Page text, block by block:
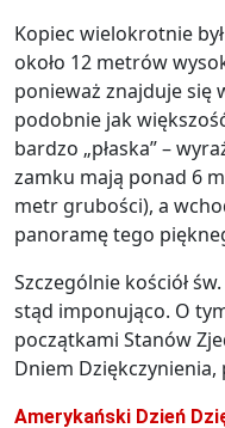
Kopiec wielokrotnie
około 12 metrów
ponieważ znajduje się
podobnie jak
bardzo „płaska” –
zamku mają ponad 6
metr grubości), a
panoramę tego
Szczególnie kościół
stąd imponująco. O
początkami Stanów
Dniem
Amerykański Dzień